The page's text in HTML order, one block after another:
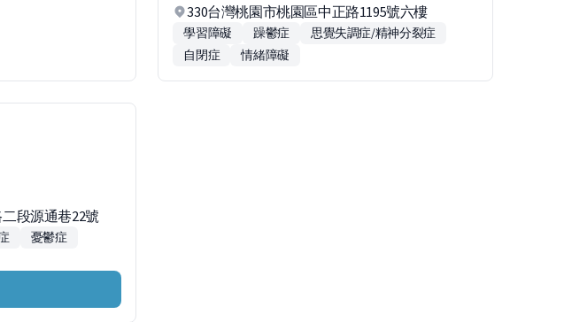
330台灣桃園市桃園區中正路1195號六樓
學習障礙 躁鬱症
思覺失調症/精神分裂症
自閉症
情緒障礙
段源通巷22號
憂鬱症